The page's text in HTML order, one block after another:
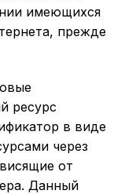
имеющихся
прежде
ресурс
в виде
через
от
Данный